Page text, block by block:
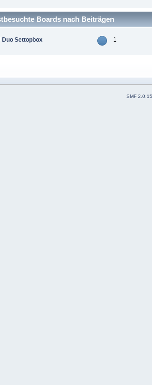
Boards nach Beiträgen
Duo Settopbox 1
SMF 2.0.15